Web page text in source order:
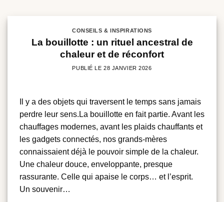
CONSEILS & INSPIRATIONS
La bouillotte : un rituel ancestral de
chaleur et de réconfort
PUBLIÉ LE28 JANVIER 2026
Il y a des objets qui traversent le temps sans jamais
perdre leur sens.La bouillotte en fait partie. Avant les
chauffages modernes, avant les plaids chauffants et
les gadgets connectés, nos grands-mères
connaissaient déjà le pouvoir simple de la chaleur.
Une chaleur douce, enveloppante, presque
rassurante. Celle qui apaise le corps… et l’esprit.
Un souvenir…